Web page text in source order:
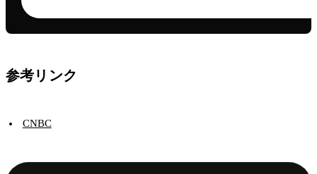
参考リンク
CNBC